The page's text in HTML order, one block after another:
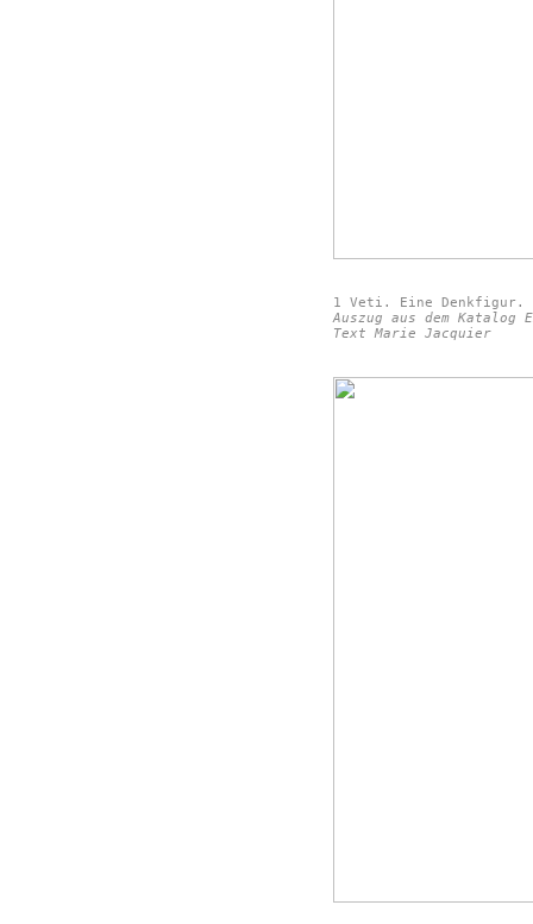
1 Veti. Eine Denkfigur.
Auszug aus dem Katalog
Text Marie Jacquier